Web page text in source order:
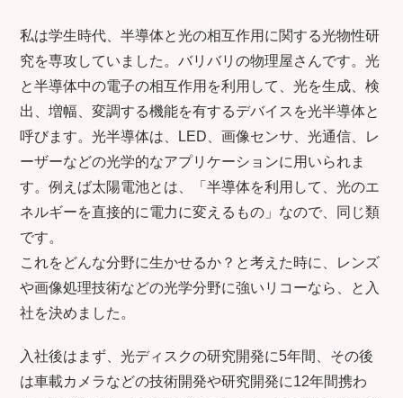
私は学生時代、半導体と光の相互作用に関する光物性研
究を専攻していました。バリバリの物理屋さんです。光
と半導体中の電子の相互作用を利用して、光を生成、検
出、増幅、変調する機能を有するデバイスを光半導体と
呼びます。光半導体は、LED、画像センサ、光通信、レ
ーザーなどの光学的なアプリケーションに用いられま
す。例えば太陽電池とは、「半導体を利用して、光のエ
ネルギーを直接的に電力に変えるもの」なので、同じ類
です。
これをどんな分野に生かせるか？と考えた時に、レンズ
や画像処理技術などの光学分野に強いリコーなら、と入
社を決めました。
入社後はまず、光ディスクの研究開発に5年間、その後
は車載カメラなどの技術開発や研究開発に12年間携わ